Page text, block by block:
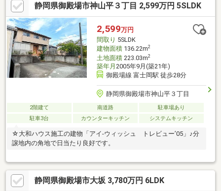
静岡県御殿場市神山平３丁目 2,599万円 5SLDK
2,599万円
間取り 5SLDK
建物面積136.22m2
土地面積223.03m2
築年月 2005年9月(築21年)
御殿場線 富士岡駅 徒歩28分
静岡県御殿場市神山平３丁目
2階建て 南道路
駐車場あり
駐車3台
カウンターキッチン システムキッチン
☆大和ハウス施工の建物「アイ-ウィッシュ トレビュー’05」♪分
譲地内の角地で日当たり良好です。
静岡県御殿場市大坂 3,780万円 6LDK